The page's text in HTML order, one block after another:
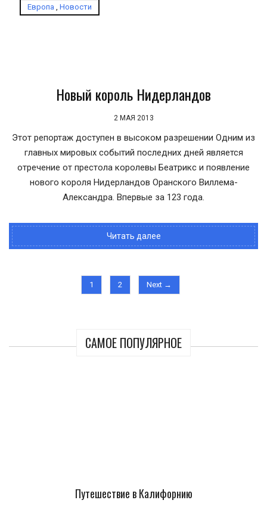
Европа Новости
Новый король Нидерландов
2 МАЯ 2013
Этот репортаж доступен в высоком разрешении Одним из
главных мировых событий последних дней является
отречение от престола королевы Беатрикс и появление
нового короля Нидерландов Оранского Виллема-
Александра. Впервые за 123 года.
Читать далее
1 2 Next →
САМОЕ ПОПУЛЯРНОЕ
Путешествие в Калифорнию